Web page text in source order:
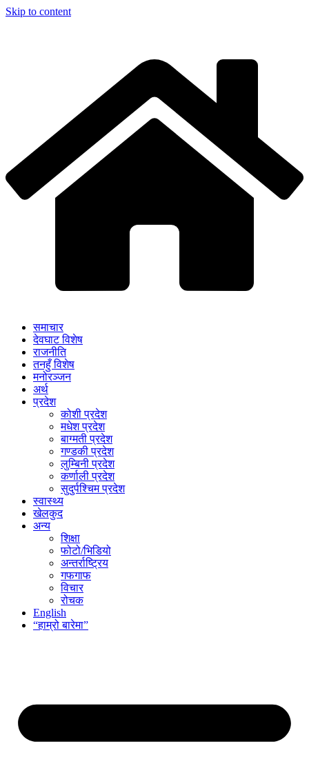
Skip to content
समाचार
देवघाट विशेष
राजनीति
तनहुँ विशेष
मनोरञ्जन
अर्थ
प्रदेश
कोशी प्रदेश
मधेश प्रदेश
बाग्मती प्रदेश
गण्डकी प्रदेश
लुम्बिनी प्रदेश
कर्णाली प्रदेश
सुदुर्पश्चिम प्रदेश
स्वास्थ्य
खेलकुद
अन्य
शिक्षा
फोटो/भिडियो
अन्तर्राष्ट्रिय
गफगाफ
विचार
रोचक
English
“हाम्रो बारेमा”